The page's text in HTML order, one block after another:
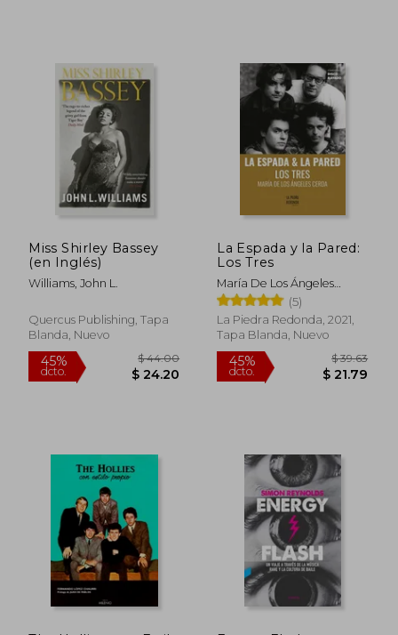
45%
dcto.
45%
dcto.
45% 45%
Miss Shirley Bassey
(en Inglés)
Williams, John L.
Quercus Publishing, Tapa
Blanda, Nuevo
La Espada y la Pared:
Los Tres
María De Los Ángeles
Cerda Vega (5)
La Piedra Redonda, 2021,
Tapa Blanda, Nuevo